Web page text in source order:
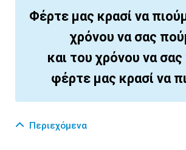
Φέρτε μας κρασί να
χρόνου να σας
και του χρόνου να
φέρτε μας κρασί να
Περιεχόμενα